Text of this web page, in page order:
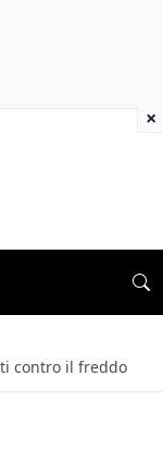
contro il freddo
×